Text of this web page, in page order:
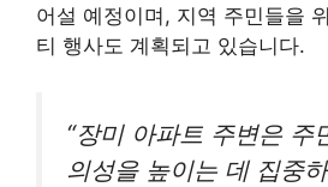
어설 예정이며, 지역 주민들을
티 행사도 계획되고 있습니다.
“장미 아파트 주변은 주
의성을 높이는 데 집중